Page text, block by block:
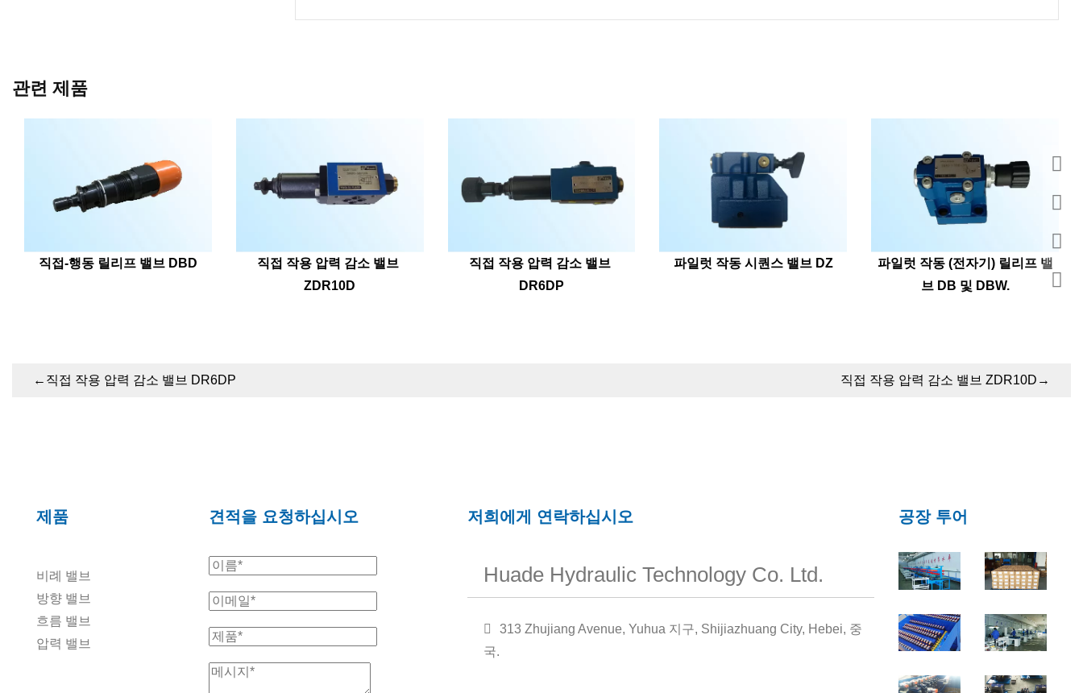
관련 제품
직접-행동 릴리프 밸브 DBD
직접 작용 압력 감소 밸브
ZDR10D
직접 작용 압력 감소 밸브
DR6DP
파일럿 작동 시퀀스 밸브 DZ
파일럿 작동 (전자기) 릴리프 밸
브 DB 및 DBW.
← 직접 작용 압력 감소 밸브 DR6DP 직접 작용 압력 감소 밸브 ZDR10D →
제품
비례 밸브
방향 밸브
흐름 밸브
압력 밸브
견적을 요청하십시오 저희에게 연락하십시오
Huade Hydraulic Technology Co. Ltd.
313 Zhujiang Avenue, Yuhua 지구, Shijiazhuang City, Hebei, 중
국.
공장 투어